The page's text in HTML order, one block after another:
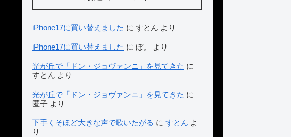
iPhone17に買い替えました に すとん より
iPhone17に買い替えました に ぼ。 より
光が丘で「ドン・ジョヴァンニ」を見てきた に
すとん より
光が丘で「ドン・ジョヴァンニ」を見てきた に
匿子 より
下手くそほど大きな声で歌いたがる に すとん よ
り